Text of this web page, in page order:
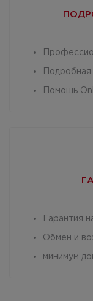
Подробная
Помощь
Гарантия
Обмен и
минимум